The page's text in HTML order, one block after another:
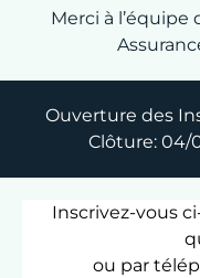
Merci à
Ouverture des
Clôture: 04/
Inscrivez-vous
ou par